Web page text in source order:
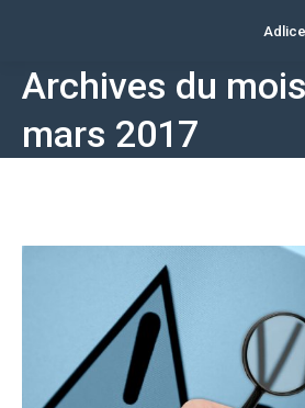
Archives du
mars 2017